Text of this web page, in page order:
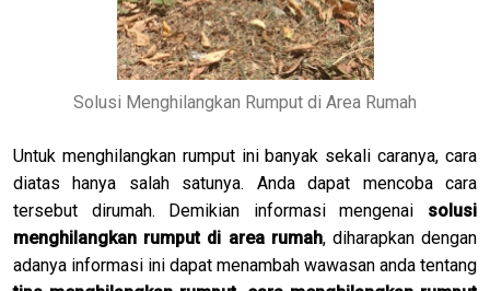
Solusi Menghilangkan Rumput di Area Rumah
Untuk menghilangkan rumput ini banyak sekali caranya, cara
diatas hanya salah satunya. Anda dapat mencoba cara
tersebut dirumah. Demikian informasi mengenai solusi
menghilangkan rumput di area rumah, diharapkan dengan
adanya informasi ini dapat menambah wawasan anda tentang